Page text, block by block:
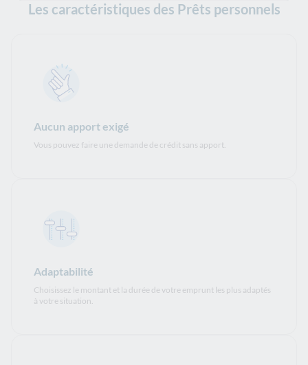
Les caractéristiques des Prêts personnels
Aucun apport exigé
Vous pouvez faire une demande de crédit sans apport.
Adaptabilité
Choisissez le montant et la durée de votre emprunt les plus adaptés
à votre situation.